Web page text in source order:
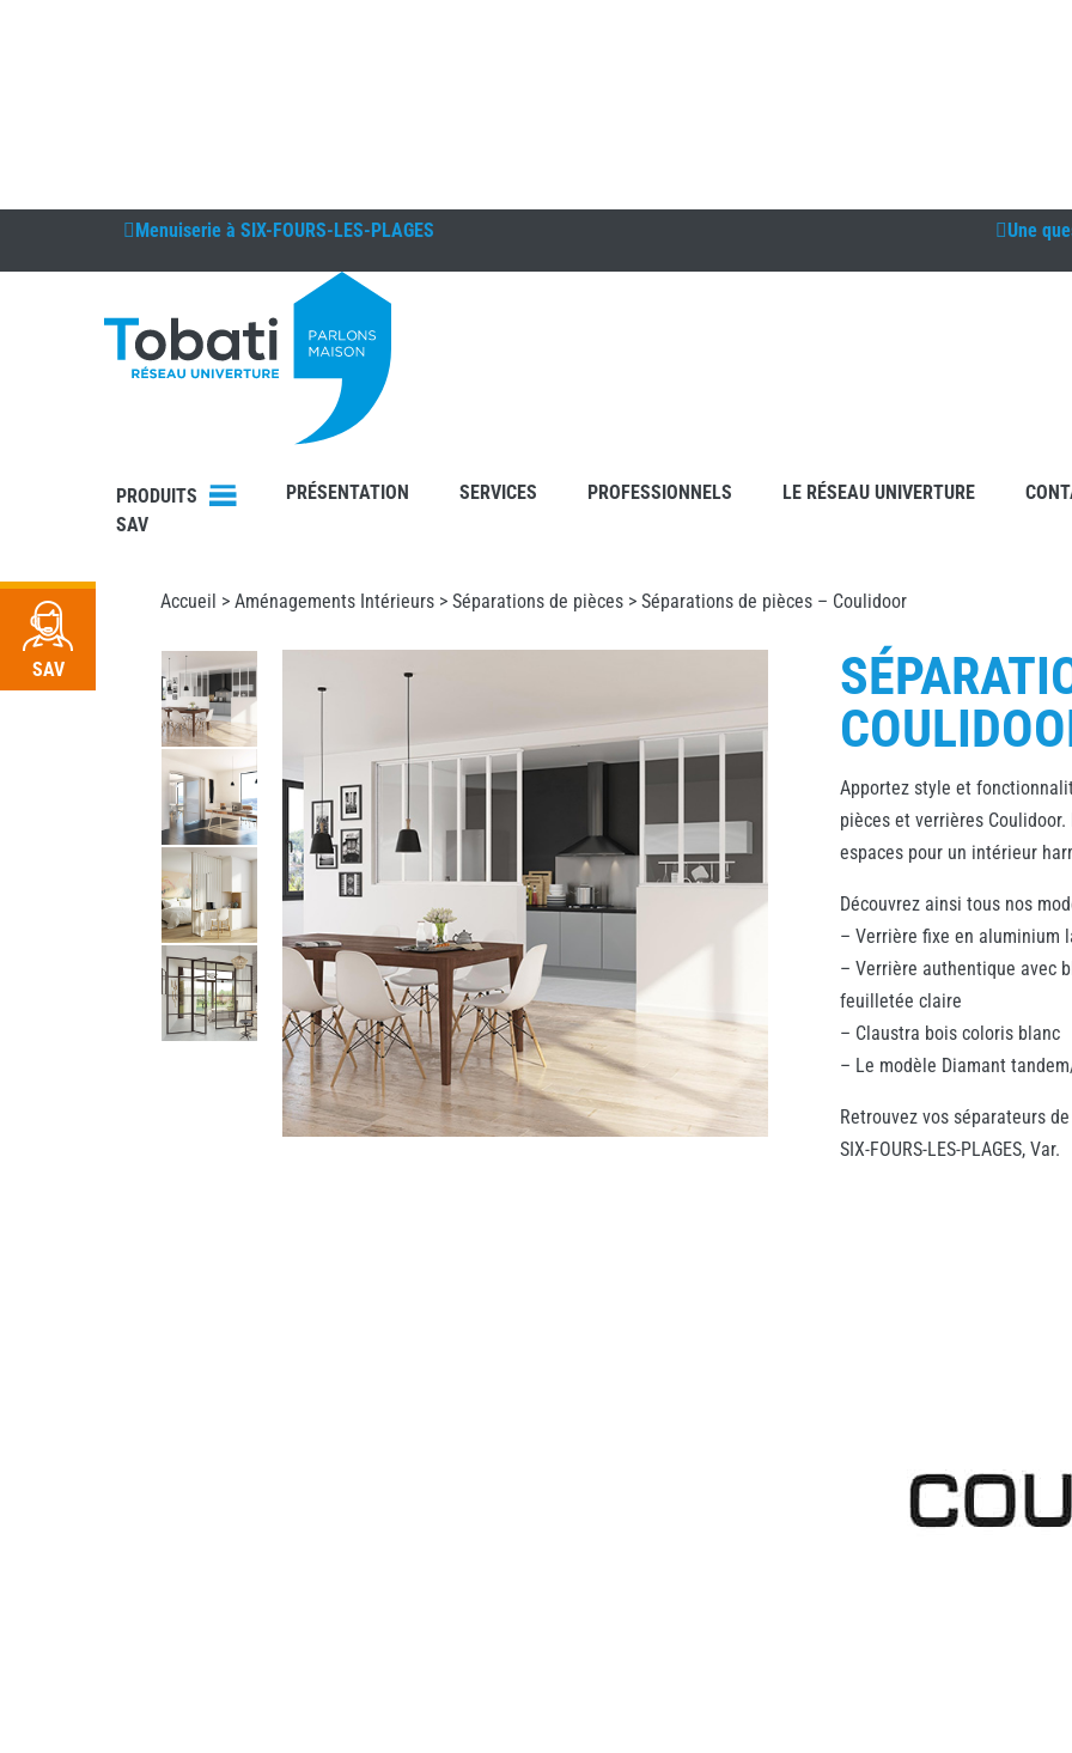
Menuiserie à SIX-FOURS-LES-PLAGES Une
PRODUITS PRÉSENTATION SERVICES PROFESSIONNELS LE RÉSEAU UNIVERTURE
SAV
Accueil >Aménagements Intérieurs >Séparations de pièces > Séparations de pièces – Coulidoor
Apportez style et
pièces et verrières
espaces pour un intérieur
Découvrez ainsi tous nos
– Verrière fixe en aluminium
– Verrière authentique avec
feuilletée claire
– Claustra bois coloris blanc
– Le modèle Diamant
Retrouvez vos séparateurs
SIX-FOURS-LES-PLAGES, Var.
SAV